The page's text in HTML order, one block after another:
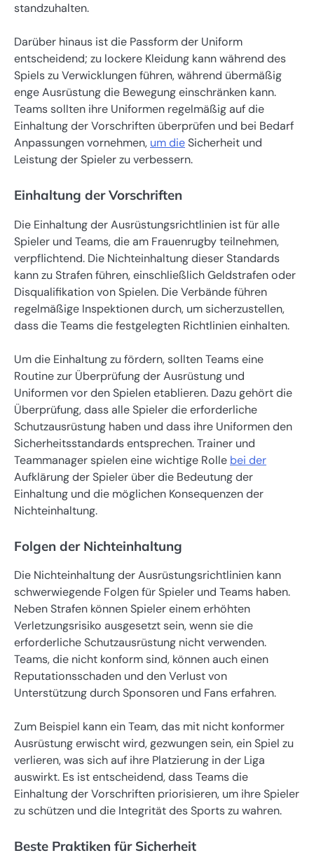
standzuhalten.
Darüber hinaus ist die Passform der Uniform
entscheidend; zu lockere Kleidung kann während des
Spiels zu Verwicklungen führen, während übermäßig
enge Ausrüstung die Bewegung einschränken kann.
Teams sollten ihre Uniformen regelmäßig auf die
Einhaltung der Vorschriften überprüfen und bei Bedarf
Anpassungen vornehmen, um dieSicherheit und
Leistung der Spieler zu verbessern.
Einhaltung der Vorschriften
Die Einhaltung der Ausrüstungsrichtlinien ist für alle
Spieler und Teams, die am Frauenrugby teilnehmen,
verpflichtend. Die Nichteinhaltung dieser Standards
kann zu Strafen führen, einschließlich Geldstrafen oder
Disqualifikation von Spielen. Die Verbände führen
regelmäßige Inspektionen durch, um sicherzustellen,
dass die Teams die festgelegten Richtlinien einhalten.
Um die Einhaltung zu fördern, sollten Teams eine
Routine zur Überprüfung der Ausrüstung und
Uniformen vor den Spielen etablieren. Dazu gehört die
Überprüfung, dass alle Spieler die erforderliche
Schutzausrüstung haben und dass ihre Uniformen den
Sicherheitsstandards entsprechen. Trainer und
Teammanager spielen eine wichtige Rolle bei der
Aufklärung der Spieler über die Bedeutung der
Einhaltung und die möglichen Konsequenzen der
Nichteinhaltung.
Folgen der Nichteinhaltung
Die Nichteinhaltung der Ausrüstungsrichtlinien kann
schwerwiegende Folgen für Spieler und Teams haben.
Neben Strafen können Spieler einem erhöhten
Verletzungsrisiko ausgesetzt sein, wenn sie die
erforderliche Schutzausrüstung nicht verwenden.
Teams, die nicht konform sind, können auch einen
Reputationsschaden und den Verlust von
Unterstützung durch Sponsoren und Fans erfahren.
Zum Beispiel kann ein Team, das mit nicht konformer
Ausrüstung erwischt wird, gezwungen sein, ein Spiel zu
verlieren, was sich auf ihre Platzierung in der Liga
auswirkt. Es ist entscheidend, dass Teams die
Einhaltung der Vorschriften priorisieren, um ihre Spieler
zu schützen und die Integrität des Sports zu wahren.
Beste Praktiken für Sicherheit